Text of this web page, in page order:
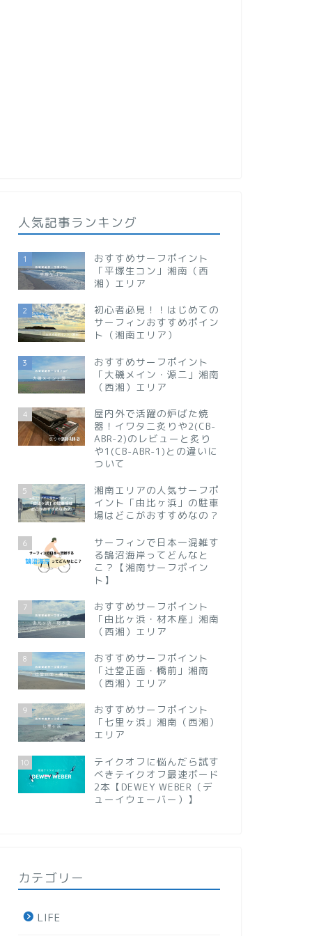
人気記事ランキング
1
おすすめサーフポイント
「平塚生コン」湘南（西
湘）エリア
2
初心者必見！！はじめての
サーフィンおすすめポイン
ト（湘南エリア）
3
おすすめサーフポイント
「大磯メイン・源二」湘南
（西湘）エリア
4
屋内外で活躍の炉ばた焼
器！イワタニ炙りや2(CB-
ABR-2)のレビューと炙り
や1(CB-ABR-1)との違いに
ついて
5
湘南エリアの人気サーフポ
イント「由比ヶ浜」の駐車
場はどこがおすすめなの？
6
サーフィンで日本一混雑す
る鵠沼海岸ってどんなと
こ？【湘南サーフポイン
ト】
7
おすすめサーフポイント
「由比ヶ浜・材木座」湘南
（西湘）エリア
8
おすすめサーフポイント
「辻堂正面・橋前」湘南
（西湘）エリア
9
おすすめサーフポイント
「七里ヶ浜」湘南（西湘）
エリア
10
テイクオフに悩んだら試す
べきテイクオフ最速ボード
2本【DEWEY WEBER（デ
ューイウェーバー）】
カテゴリー
LIFE